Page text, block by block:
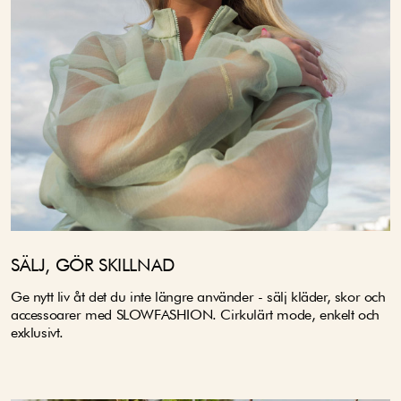
SÄLJ, GÖR SKILLNAD
Ge nytt liv åt det du inte längre använder - sälj kläder, skor och
accessoarer med SLOWFASHION. Cirkulärt mode, enkelt och
exklusivt.